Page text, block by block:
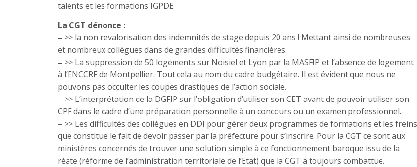
talents et les formations IGPDE
La CGT dénonce :
– >> la non revalorisation des indemnités de stage depuis 20 ans ! Mettant ainsi de nombreuses
et nombreux collègues dans de grandes difficultés financières.
– >> La suppression de 50 logements sur Noisiel et Lyon par la MASFIP et l’absence de logement
à l’ENCCRF de Montpellier. Tout cela au nom du cadre budgétaire. Il est évident que nous ne
pouvons pas occulter les coupes drastiques de l’action sociale.
– >> L’interprétation de la DGFIP sur l’obligation d’utiliser son CET avant de pouvoir utiliser son
CPF dans le cadre d’une préparation personnelle à un concours ou un examen professionnel.
– >> Les difficultés des collègues en DDI pour gérer deux programmes de formations et les freins
que constitue le fait de devoir passer par la préfecture pour s’inscrire. Pour la CGT ce sont aux
ministères concernés de trouver une solution simple à ce fonctionnement baroque issu de la
réate (réforme de l’administration territoriale de l’Etat) que la CGT a toujours combattue.